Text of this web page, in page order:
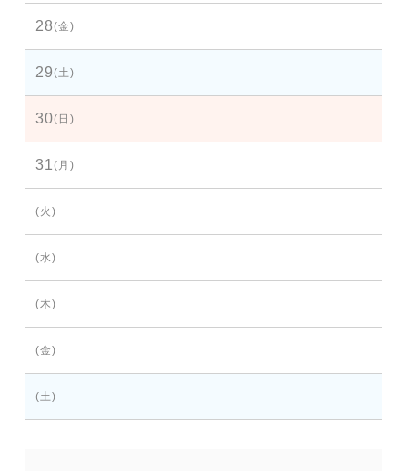
28(金)
29(土)
30(日)
31(月)
(火)
(水)
(木)
(金)
(土)